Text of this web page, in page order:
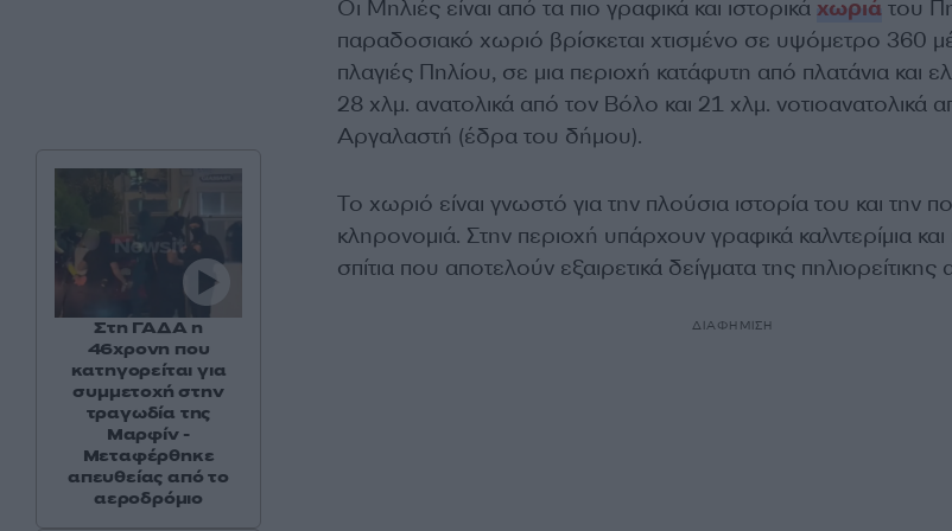
Οι Μηλιές είναι από τα πιο γραφικά και ιστορικά χωριάτου
παραδοσιακό χωριό βρίσκεται χτισμένο σε υψόμετρο 360
πλαγιές Πηλίου, σε μια περιοχή κατάφυτη από πλατάνια και
28 χλμ. ανατολικά από τον Βόλο και 21 χλμ. νοτιοανατολικά
Αργαλαστή (έδρα του δήμου).
Το χωριό είναι γνωστό για την πλούσια ιστορία του και την
κληρονομιά. Στην περιοχή υπάρχουν γραφικά καλντερίμια και
σπίτια που αποτελούν εξαιρετικά δείγματα της πηλιορείτικης
ΔΙΑΦΗΜΙΣΗ
Στη ΓΑΔΑ η
46χρονη που
κατηγορείται για
συμμετοχή στην
τραγωδία της
Μαρφίν -
Μεταφέρθηκε
απευθείας από το
αεροδρόμιο